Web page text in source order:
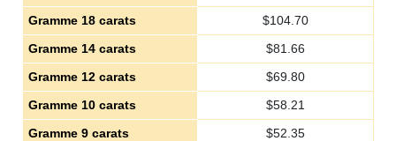
Gramme 18 carats
$104.70
Gramme 14 carats
$81.66
Gramme 12 carats
$69.80
Gramme 10 carats
$58.21
Gramme 9 carats
$52.35